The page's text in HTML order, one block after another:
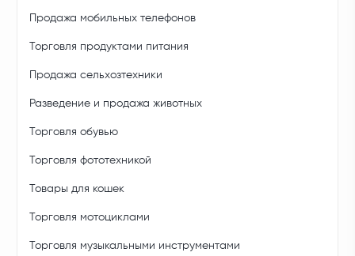
Продажа мобильных телефонов
Торговля продуктами питания
Продажа сельхозтехники
Разведение и продажа животных
Торговля обувью
Торговля фототехникой
Товары для кошек
Торговля мотоциклами
Торговля музыкальными инструментами